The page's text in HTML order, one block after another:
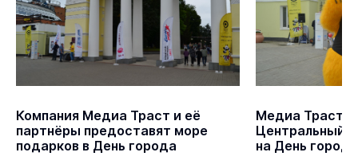
Компания Медиа Траст и её
партнёры предоставят море
подарков в День города
Медиа Траст
Центральный
на День города